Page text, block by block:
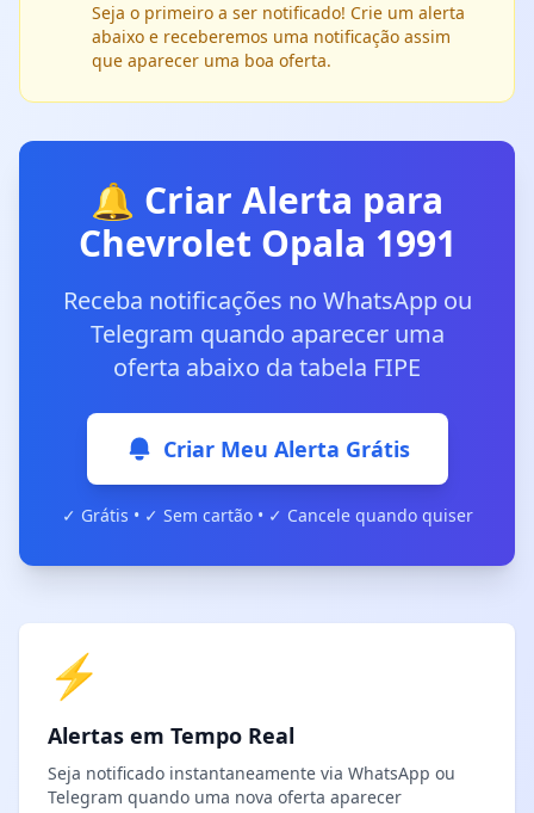
Seja o primeiro a ser notificado! Crie um alerta
abaixo e receberemos uma notificação assim
que aparecer uma boa oferta.
🔔 Criar Alerta para
Chevrolet Opala 1991
Receba notificações no WhatsApp ou
Telegram quando aparecer uma
oferta abaixo da tabela FIPE
Criar Meu Alerta Grátis
✓ Grátis • ✓ Sem cartão • ✓ Cancele quando quiser
⚡
Alertas em Tempo Real
Seja notificado instantaneamente via WhatsApp ou
Telegram quando uma nova oferta aparecer